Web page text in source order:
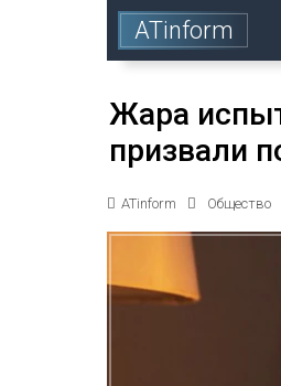
ATinform
Жара
призвали
ATinform Общество